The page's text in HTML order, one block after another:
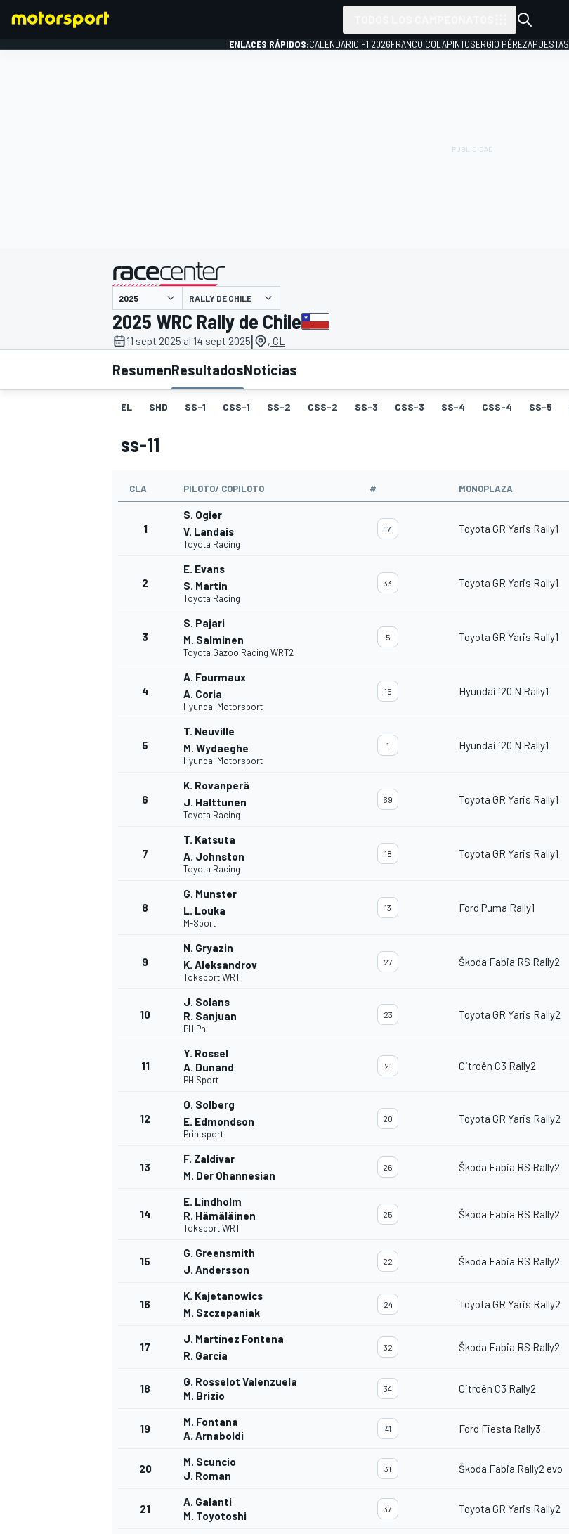
INDYCAR
FÓRMULA E
ENLACES RÁPIDOS:CALENDARIO F1 2026FRANCO COLAPINTOSERGIO PÉREZAPUESTAS
presentado por
RALLY DE CHILE
2025 WRC Rally de Chile
11 sept 2025 al 14 sept 2025| , CL
ResumenResultadosNoticias
EL SHD SS-1 CSS-1 SS-2 CSS-2 SS-3 CSS-3 SS-4 CSS-4 SS-5
ss-11
CLA PILOTO/ COPILOTO # MONOPLAZA
1
S. Ogier
V. Landais
Toyota Racing
17 Toyota GR Yaris Rally1
2
E. Evans
S. Martin
Toyota Racing
33 Toyota GR Yaris Rally1
3
S. Pajari
M. Salminen
Toyota Gazoo Racing WRT2
5 Toyota GR Yaris Rally1
4
A. Fourmaux
A. Coria
Hyundai Motorsport
16 Hyundai i20 N Rally1
5
T. Neuville
M. Wydaeghe
Hyundai Motorsport
1 Hyundai i20 N Rally1
6
K. Rovanperä
J. Halttunen
Toyota Racing
69 Toyota GR Yaris Rally1
7
T. Katsuta
A. Johnston
Toyota Racing
18 Toyota GR Yaris Rally1
8
G. Munster
L. Louka
M-Sport
13 Ford Puma Rally1
9
N. Gryazin
K. Aleksandrov
Toksport WRT
27 Škoda Fabia RS Rally2
10
J. Solans
R. Sanjuan
PH.Ph
23 Toyota GR Yaris Rally2
11
Y. Rossel
A. Dunand
PH Sport
21 Citroën C3 Rally2
12
O. Solberg
E. Edmondson
Printsport
20 Toyota GR Yaris Rally2
13
F. Zaldivar
M. Der Ohannesian
26 Škoda Fabia RS Rally2
14
E. Lindholm
R. Hämäläinen
Toksport WRT
25 Škoda Fabia RS Rally2
15
G. Greensmith
J. Andersson
22 Škoda Fabia RS Rally2
16
K. Kajetanowics
M. Szczepaniak
24 Toyota GR Yaris Rally2
17
J. Martínez Fontena
R. Garcia
32 Škoda Fabia RS Rally2
18
G. Rosselot Valenzuela
M. Brizio
34 Citroën C3 Rally2
19
M. Fontana
A. Arnaboldi
41 Ford Fiesta Rally3
20
M. Scuncio
J. Roman
31 Škoda Fabia Rally2 evo
21
A. Galanti
M. Toyotoshi
37 Toyota GR Yaris Rally2